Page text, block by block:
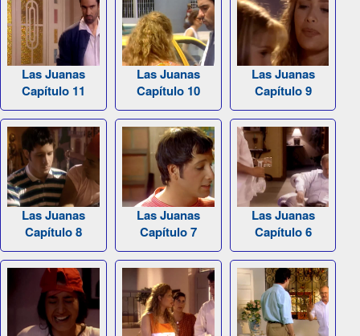
Las Juanas
Capítulo 11
Las Juanas
Capítulo 10
Las Juanas
Capítulo 9
Las Juanas
Capítulo 8
Las Juanas
Capítulo 7
Las Juanas
Capítulo 6